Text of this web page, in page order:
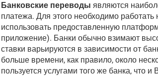
Банковские переводы являются
платежа. Для этого необходимо
использовать предоставленную
приложение). Банки обычно взимают
ставки варьируются в зависимости от
больше времени, как правило, около
пользуется услугами того же банка, что